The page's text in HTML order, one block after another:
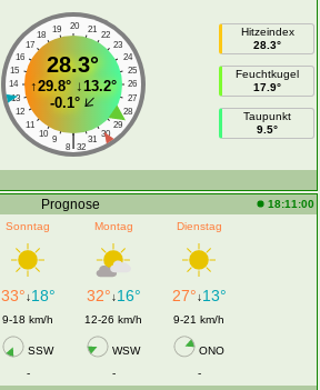
20
19 21
18
22
17
23
16
24
15
25
14
26
13
27
12
28
11
29
10
30
9 31
|
8 32
28.3°
↑29.8°↓13.2°
-0.1°
Hitzeindex
28.3°
Feuchtkugel
17.9°
Taupunkt
9.5°
Prognose
18:11:00
Sonntag Montag Dienstag
33°↓18° 32°↓16° 27°↓13°
9-18 km/h 12-26 km/h 9-21 km/h
SSW WSW
ONO
- -
-